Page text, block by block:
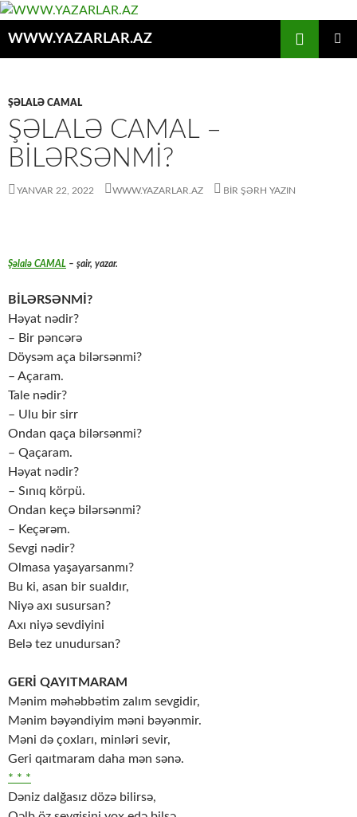
WWW.YAZARLAR.AZ
ŞƏLALƏ CAMAL
ŞƏLALƏ CAMAL –
BİLƏRSƏNMİ?
YANVAR 22, 2022 WWW.YAZARLAR.AZ BIR ŞƏRH YAZIN
Şəlalə CAMAL – şair, yazar.
BİLƏRSƏNMİ?
Həyat nədir?
– Bir pəncərə
Döysəm aça bilərsənmi?
– Açaram.
Tale nədir?
– Ulu bir sirr
Ondan qaça bilərsənmi?
– Qaçaram.
Həyat nədir?
– Sınıq körpü.
Ondan keçə bilərsənmi?
– Keçərəm.
Sevgi nədir?
Olmasa yaşayarsanmı?
Bu ki, asan bir sualdır,
Niyə axı susursan?
Axı niyə sevdiyini
Belə tez unudursan?
GERİ QAYITMARAM
Mənim məhəbbətim zalım sevgidir,
Mənim bəyəndiyim məni bəyənmir.
Məni də çoxları, minləri sevir,
Geri qaıtmaram daha mən sənə.
* * *
Dəniz dalğasız dözə bilirsə,